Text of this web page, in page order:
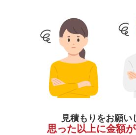
見積もりをお願い
思った以上に金額が